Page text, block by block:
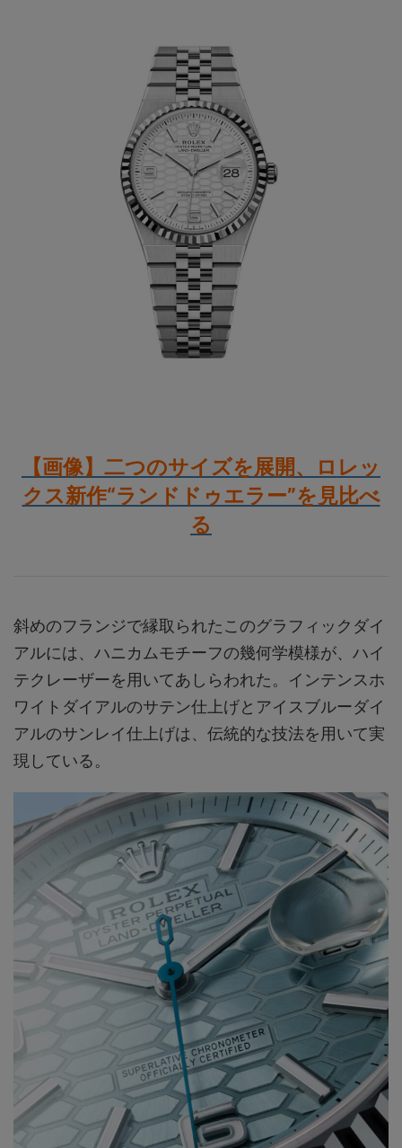
【画像】二つのサイズを展開、ロレッ
クス新作“ランドドゥエラー”を見比べ
る
斜めのフランジで縁取られたこのグラフィックダイ
アルには、ハニカムモチーフの幾何学模様が、ハイ
テクレーザーを用いてあしらわれた。インテンスホ
ワイトダイアルのサテン仕上げとアイスブルーダイ
アルのサンレイ仕上げは、伝統的な技法を用いて実
現している。